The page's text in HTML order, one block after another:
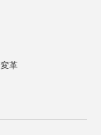
革